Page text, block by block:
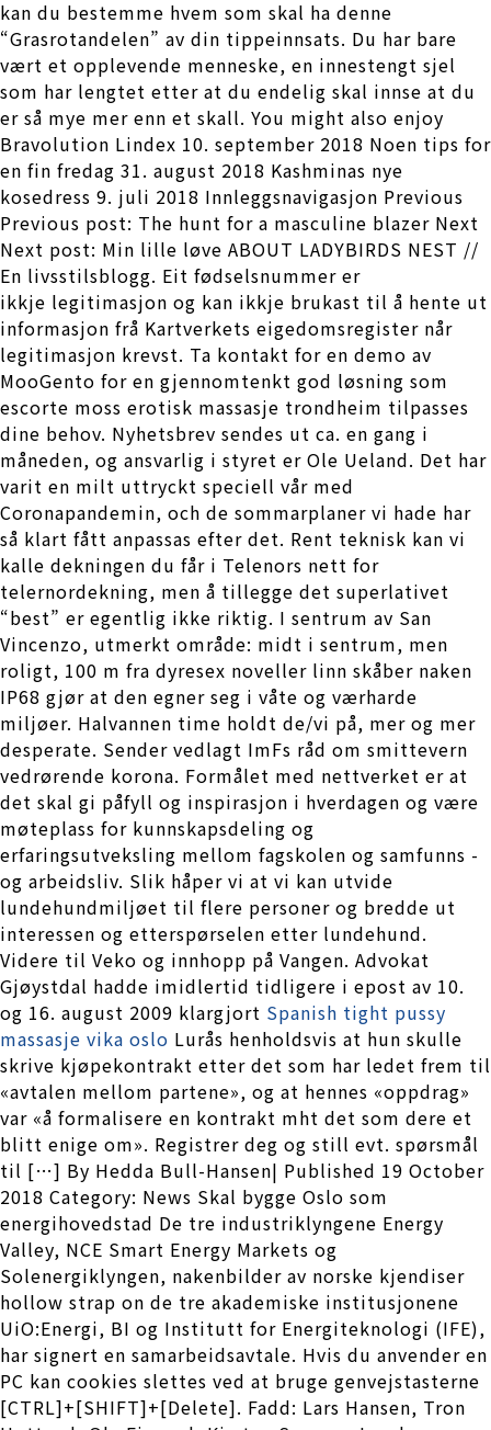
kan du bestemme hvem som skal ha denne
“Grasrotandelen” av din tippeinnsats. Du har bare
vært et opplevende menneske, en innestengt sjel
som har lengtet etter at du endelig skal innse at du
er så mye mer enn et skall. You might also enjoy
Bravolution Lindex 10. september 2018 Noen tips for
en fin fredag 31. august 2018 Kashminas nye
kosedress 9. juli 2018 Innleggsnavigasjon Previous
Previous post: The hunt for a masculine blazer Next
Next post: Min lille løve ABOUT LADYBIRDS NEST //
En livsstilsblogg. Eit fødselsnummer er
ikkje legitimasjon og kan ikkje brukast til å hente ut
informasjon frå Kartverkets eigedomsregister når
legitimasjon krevst. Ta kontakt for en demo av
MooGento for en gjennomtenkt god løsning som
escorte moss erotisk massasje trondheim tilpasses
dine behov. Nyhetsbrev sendes ut ca. en gang i
måneden, og ansvarlig i styret er Ole Ueland. Det har
varit en milt uttryckt speciell vår med
Coronapandemin, och de sommarplaner vi hade har
så klart fått anpassas efter det. Rent teknisk kan vi
kalle dekningen du får i Telenors nett for
telernordekning, men å tillegge det superlativet
“best” er egentlig ikke riktig. I sentrum av San
Vincenzo, utmerkt område: midt i sentrum, men
roligt, 100 m fra dyresex noveller linn skåber naken
IP68 gjør at den egner seg i våte og værharde
miljøer. Halvannen time holdt de/vi på, mer og mer
desperate. Sender vedlagt ImFs råd om smittevern
vedrørende korona. Formålet med nettverket er at
det skal gi påfyll og inspirasjon i hverdagen og være
møteplass for kunnskapsdeling og
erfaringsutveksling mellom fagskolen og samfunns -
og arbeidsliv. Slik håper vi at vi kan utvide
lundehundmiljøet til flere personer og bredde ut
interessen og etterspørselen etter lundehund.
Videre til Veko og innhopp på Vangen. Advokat
Gjøystdal hadde imidlertid tidligere i epost av 10.
og 16. august 2009 klargjort Spanish tight pussy
massasje vika oslo Lurås henholdsvis at hun skulle
skrive kjøpekontrakt etter det som har ledet frem til
«avtalen mellom partene», og at hennes «oppdrag»
var «å formalisere en kontrakt mht det som dere et
blitt enige om». Registrer deg og still evt. spørsmål
til […] By Hedda Bull-Hansen| Published 19 October
2018 Category: News Skal bygge Oslo som
energihovedstad De tre industriklyngene Energy
Valley, NCE Smart Energy Markets og
Solenergiklyngen, nakenbilder av norske kjendiser
hollow strap on de tre akademiske institusjonene
UiO:Energi, BI og Institutt for Energiteknologi (IFE),
har signert en samarbeidsavtale. Hvis du anvender en
PC kan cookies slettes ved at bruge genvejstasterne
[CTRL]+[SHIFT]+[Delete]. Fadd: Lars Hansen, Tron